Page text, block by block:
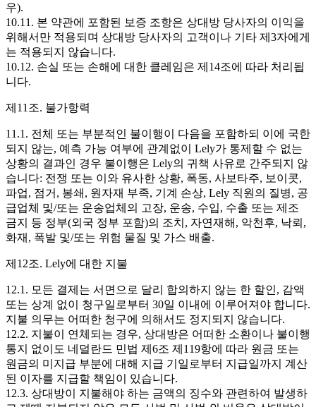
우).
10.11. 본 약관에 포함된 보증 조항은 상대방 당사자의 이익을
위해서만 적용되며 상대방 당사자의 고객이나 기타 제3자에게
는 적용되지 않습니다.
10.12. 손실 또는 손해에 대한 클레임은 제14조에 따라 처리됩
니다.
제11조. 불가항력
11.1. 전체 또는 부분적인 불이행이 다음을 포함하되 이에 국한
되지 않는, 예측 가능 여부에 관계없이 Lely가 통제할 수 없는
상황의 결과인 경우 불이행은 Lely의 귀책 사유로 간주되지 않
습니다: 전쟁 또는 이와 유사한 상황, 폭동, 사보타주, 보이콧,
파업, 점거, 봉쇄, 원자재 부족, 기계 손상, Lely 직원의 질병, 공
급업체 및/또는 운송업체의 고장, 운송, 수입, 수출 또는 제조
금지 등 정부(외국 정부 포함)의 조치, 자연재해, 악천후, 낙뢰,
화재, 폭발 및/또는 위험 물질 및 가스 배출.
제12조. Lely에 대한 지불
12.1. 모든 결제는 서면으로 달리 합의하지 않는 한 할인, 감액
또는 상계 없이 청구일로부터 30일 이내에 이루어져야 합니다.
지불 의무는 어떠한 청구에 의해서도 정지되지 않습니다.
12.2. 지불이 연체되는 경우, 상대방은 어떠한 소환이나 불이행
통지 없이도 네덜란드 민법 제6조 제119항에 따라 원금 또는
원금의 미지급 부분에 대해 지급 기일로부터 지급일까지 계산
된 이자를 지급할 책임이 있습니다.
12.3. 상대방이 지불해야 하는 금액의 징수와 관련하여 발생하